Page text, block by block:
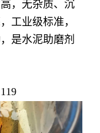
，无杂质、沉
工业级标准，
是水泥助磨剂